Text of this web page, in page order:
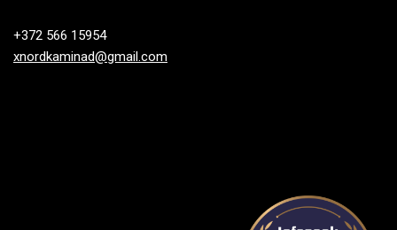
+372 566 15954
xnordkaminad@gmail.com